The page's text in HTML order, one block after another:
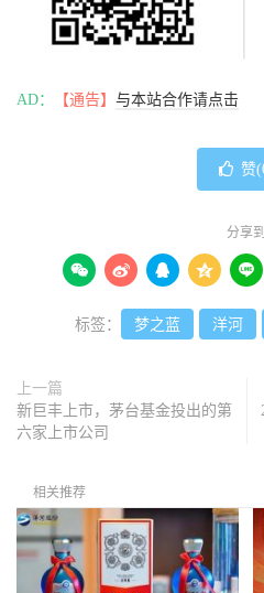
AD： 【通告】 与本站合作请点击
赞(
分享到
    
标签： 梦之蓝 洋河
上一篇
新巨丰上市，茅台基金投出的第
六家上市公司
相关推荐